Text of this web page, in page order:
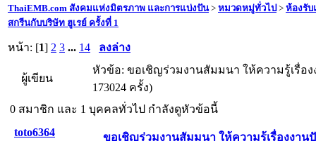
ThaiEMB.com สังคมแห่งมิตรภาพ และการแบ่งปัน> หมวดหมู่ทั่วไป> ห้องรั
สกรีนกับบริษัท ฮูเรย์ ครั้งที่ 1
หน้า: [1] 2 3 ... 14 ลงล่าง
ผู้เขียน
หัวข้อ: ขอเชิญร่วมงานสัมมนา ให้ความรู้เรื่อ
173024 ครั้ง)
0 สมาชิก และ 1 บุคคลทั่วไป กำลังดูหัวข้อนี้
toto6364
ขอเชิญร่วมงานสัมมนา ให้ความรู้เรื่องงาน